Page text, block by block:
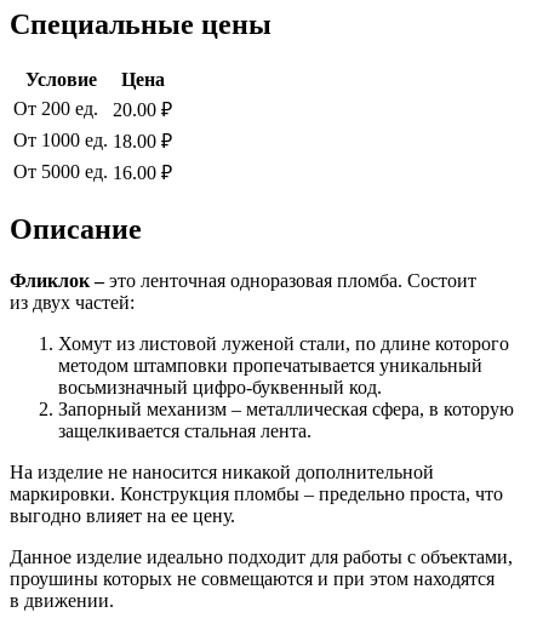
Специальные цены
Условие
Цена
От 200 ед.
20.00 ₽
От 1000 ед. 18.00 ₽
От 5000 ед. 16.00 ₽
Описание
Фликлок –это ленточная одноразовая пломба. Состоит
из двух частей:
Хомут из листовой луженой стали, по длине которого
методом штамповки пропечатывается уникальный
восьмизначный цифро-буквенный код.
Запорный механизм – металлическая сфера, в которую
защелкивается стальная лента.
На изделие не наносится никакой дополнительной
маркировки. Конструкция пломбы – предельно проста, что
выгодно влияет на ее цену.
Данное изделие идеально подходит для работы с объектами,
проушины которых не совмещаются и при этом находятся
в движении.